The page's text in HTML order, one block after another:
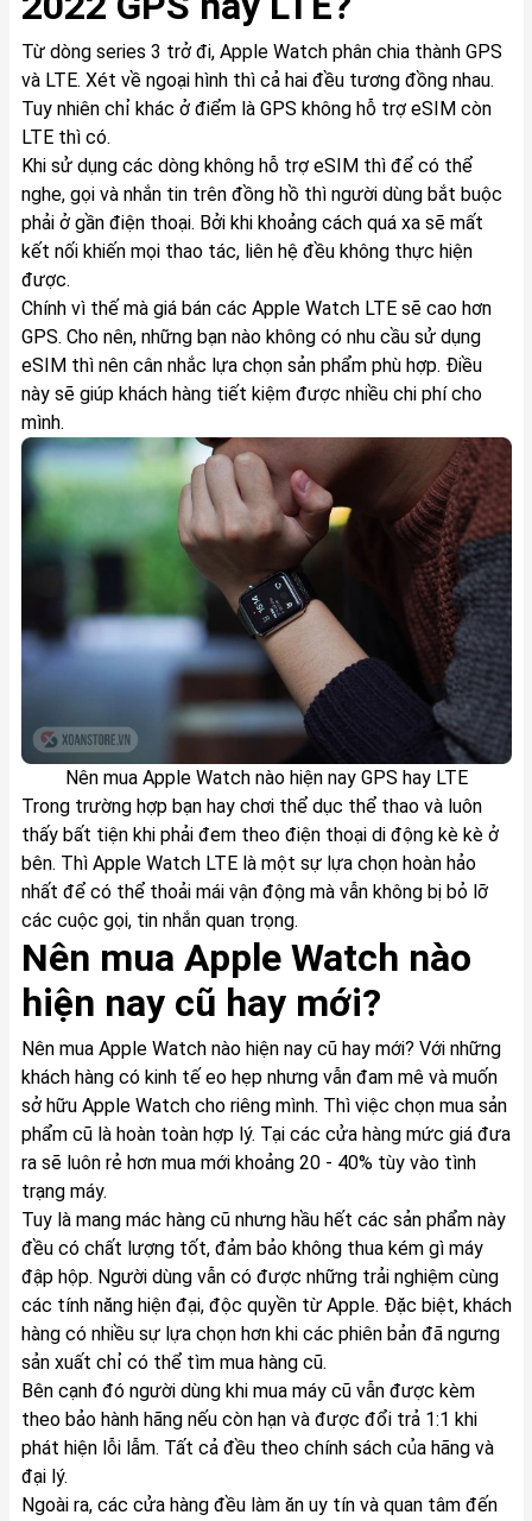
Từ dòng series 3 trở đi, Apple Watch phân chia thành GPS
và LTE. Xét về ngoại hình thì cả hai đều tương đồng nhau.
Tuy nhiên chỉ khác ở điểm là GPS không hỗ trợ eSIM còn
LTE thì có.
Khi sử dụng các dòng không hỗ trợ eSIM thì để có thể
nghe, gọi và nhắn tin trên đồng hồ thì người dùng bắt buộc
phải ở gần điện thoại. Bởi khi khoảng cách quá xa sẽ mất
kết nối khiến mọi thao tác, liên hệ đều không thực hiện
được.
Chính vì thế mà giá bán các Apple Watch LTE sẽ cao hơn
GPS. Cho nên, những bạn nào không có nhu cầu sử dụng
eSIM thì nên cân nhắc lựa chọn sản phẩm phù hợp. Điều
này sẽ giúp khách hàng tiết kiệm được nhiều chi phí cho
mình.
Nên mua Apple Watch nào hiện nay GPS hay LTE
Trong trường hợp bạn hay chơi thể dục thể thao và luôn
thấy bất tiện khi phải đem theo điện thoại di động kè kè ở
bên. Thì Apple Watch LTE là một sự lựa chọn hoàn hảo
nhất để có thể thoải mái vận động mà vẫn không bị bỏ lỡ
các cuộc gọi, tin nhắn quan trọng.
Nên mua Apple Watch nào
hiện nay cũ hay mới?
Nên mua Apple Watch nào hiện nay cũ hay mới? Với những
khách hàng có kinh tế eo hẹp nhưng vẫn đam mê và muốn
sở hữu Apple Watch cho riêng mình. Thì việc chọn mua sản
phẩm cũ là hoàn toàn hợp lý. Tại các cửa hàng mức giá đưa
ra sẽ luôn rẻ hơn mua mới khoảng 20 - 40% tùy vào tình
trạng máy.
Tuy là mang mác hàng cũ nhưng hầu hết các sản phẩm này
đều có chất lượng tốt, đảm bảo không thua kém gì máy
đập hộp. Người dùng vẫn có được những trải nghiệm cùng
các tính năng hiện đại, độc quyền từ Apple. Đặc biệt, khách
hàng có nhiều sự lựa chọn hơn khi các phiên bản đã ngưng
sản xuất chỉ có thể tìm mua hàng cũ.
Bên cạnh đó người dùng khi mua máy cũ vẫn được kèm
theo bảo hành hãng nếu còn hạn và được đổi trả 1:1 khi
phát hiện lỗi lẫm. Tất cả đều theo chính sách của hãng và
đại lý.
Ngoài ra, các cửa hàng đều làm ăn uy tín và quan tâm đến